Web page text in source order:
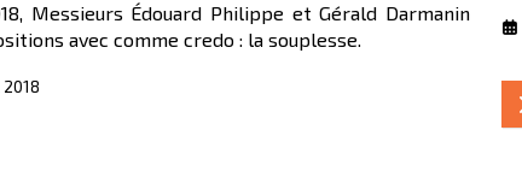
Messieurs Édouard Philippe et Gérald Darmanin
avec comme credo : la souplesse.
2018